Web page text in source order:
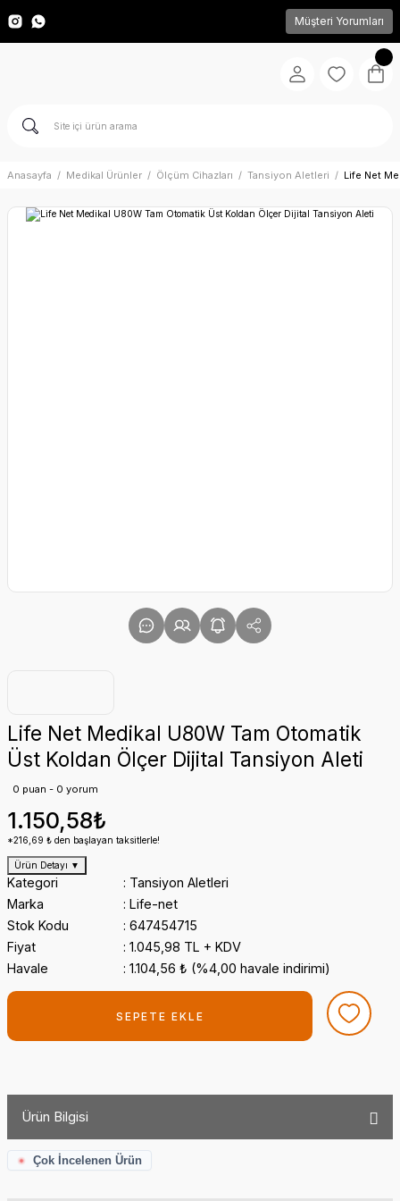
Müşteri Yorumları
Anasayfa Medikal Ürünler Ölçüm Cihazları Tansiyon Aletleri Life Net
Life Net Medikal U80W Tam Otomatik
Üst Koldan Ölçer Dijital Tansiyon Aleti
0 puan - 0 yorum
1.150,58₺
*216,69 ₺ den başlayan taksitlerle!
Ürün Detayı ▼
Kategori
Tansiyon Aletleri
Marka
Life-net
Stok Kodu
647454715
Fiyat
1.045,98 TL + KDV
Havale
1.104,56 ₺ (%4,00 havale indirimi)
SEPETE EKLE
Ürün Bilgisi
Çok İncelenen Ürün